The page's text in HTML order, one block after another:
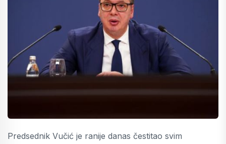
Predsednik Vučić je ranije danas čestitao svim